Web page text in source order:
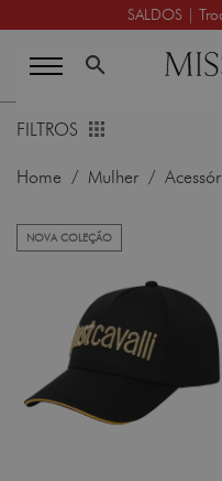
SALDOS |
search
FILTROS
Home / Mulher /
NOVA COLEÇÃO